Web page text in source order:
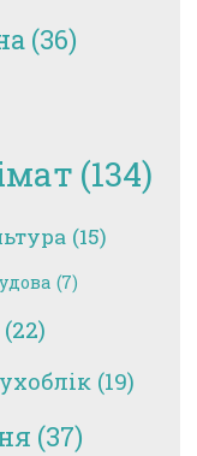
(36)
(134)
(15)
(7)
(22)
(19)
(37)